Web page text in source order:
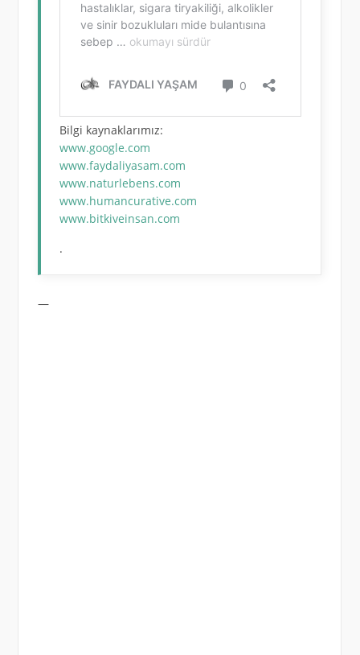
Bilgi kaynaklarımız:
www.google.com
www.faydaliyasam.com
www.naturlebens.com
www.humancurative.com
www.bitkiveinsan.com
.
—